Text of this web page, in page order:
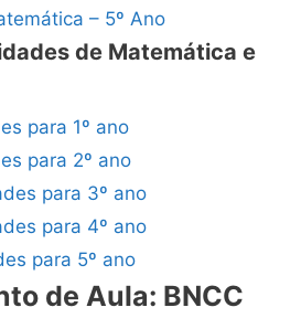
– 5º Ano
de Matemática e
para 1º ano
para 2º ano
para 3º ano
para 4º ano
para 5º ano
de Aula: BNCC